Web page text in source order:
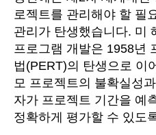
로젝트를 관리해야 할 필
관리가 탄생했습니다. 미
프로그램 개발은 1958년
법(PERT)의 탄생으로 이
모 프로젝트의 불확실성
자가 프로젝트 기간을 예
정확하게 평가할 수 있도